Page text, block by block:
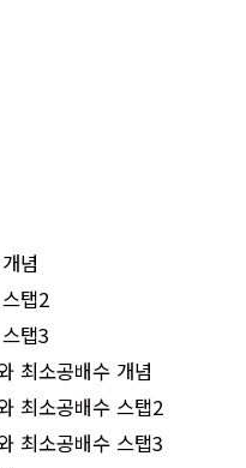
념
탭2
탭3
최소공배수 개념
최소공배수 스탭2
최소공배수 스탭3